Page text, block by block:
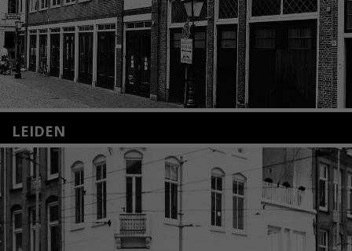
LEIDEN
Nieuwstraat 35
2312 KA Leiden
+31(0)71 – 52 84 480
info@kunsthuisleiden.nl
Lees meer